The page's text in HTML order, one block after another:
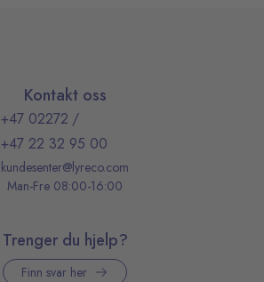
Kontakt oss
+47 02272 /
+47 22 32 95 00
kundesenter@lyreco.com
Man-Fre 08:00-16:00
Trenger du hjelp?
Finn svar her